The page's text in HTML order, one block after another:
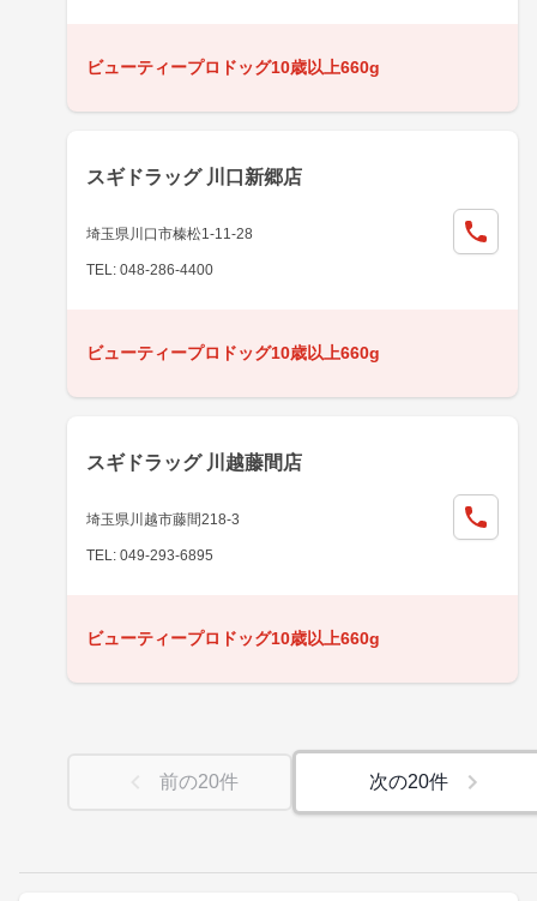
ビューティープロドッグ10歳以上660g
スギドラッグ 川口新郷店
埼玉県川口市榛松1-11-28
TEL: 048-286-4400
ビューティープロドッグ10歳以上660g
スギドラッグ 川越藤間店
埼玉県川越市藤間218-3
TEL: 049-293-6895
ビューティープロドッグ10歳以上660g
前の20件 次の20件